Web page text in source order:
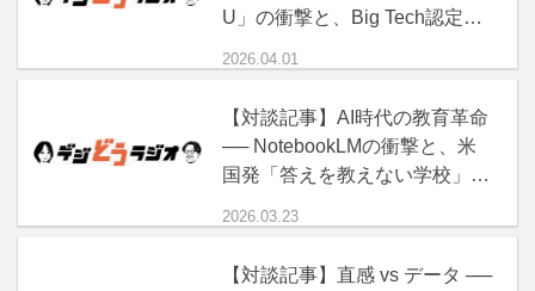
U」の衝撃と、Big Tech認定資
2026.04.01
【対談記事】AI時代の教育革命
── NotebookLMの衝撃と、米
国発「答えを教えない学校」の
2026.03.23
【対談記事】直感 vs データ ──